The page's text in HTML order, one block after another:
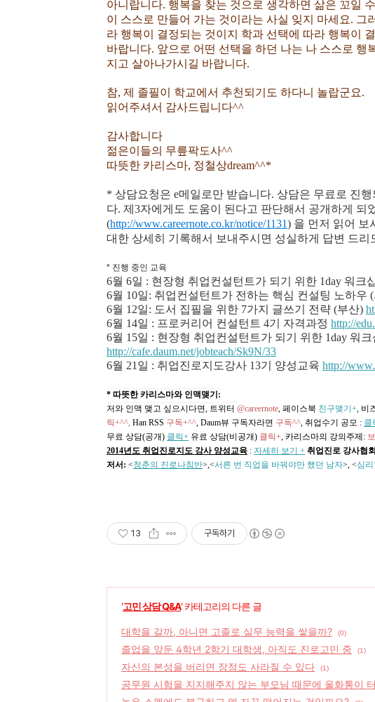
아니랍니다. 행복을 찾는 것으로 생각하면 삶은 꼬일
이 스스로 만들어 가는 것이라는 사실 잊지 마세요.
라 행복이 결정되는 것이지 학과 선택에 따라 행복이
바랍니다. 앞으로 어떤 선택을 하던 나는 나 스스로 행
지고 살아나가시길 바랍니다.
참, 제 졸필이 학교에서 추천되기도 하다니 놀랍군요.
읽어주셔서 감사드립니다^^
감사합니다
젊은이들의 무릎팍도사^^
따뜻한 카리스마, 정철상dream^^*
* 상담요청은 e메일로만 받습니다. 상담은 무료로 진
다. 제3자에게도 도움이 된다고 판단해서 공개하게 되
(http://www.careernote.co.kr/notice/1131) 을 먼저 읽어 보
대한 상세히 기록해서 보내주시면 성실하게 답변 드리
* 진행 중인 교육
6월 6일 : 현장형 취업컨설턴트가 되기 위한 1day 워크
6월 10일: 취업컨설턴트가 전하는 핵심 컨설팅 노하우
6월 12일: 도서 집필을 위한 7가지 글쓰기 전략 (부산)
6월 14일 : 프로커리어 컨설턴트 4기 자격과정 http://
6월 15일 : 현장형 취업컨설턴트가 되기 위한 1day 워
http://cafe.daum.net/jobteach/Sk9N/33
6월 21일 : 취업진로지도강사 13기 양성교육 http://
* 따뜻한 카리스마와 인맥맺기:
저와 인맥 맺고 싶으시다면, 트위터 @careernote, 페이스북 친구맺기+, 비
릭+^^, Han RSS 구독+^^, Daum뷰 구독자라면 구독^^, 취업수기 공모 : 클
무료 상담(공개) 클릭+ 유료 상담(비공개) 클릭+, 카리스마의 강의주제 :
2014년도 취업진로지도 강사 양성교육 : 자세히 보기 + 취업진로 강사협회
저서: <청춘의 진로나침반>,<서른 번 직업을 바꿔야만 했던 남자>, <심
13 구독하기
'고민 상담 Q&A' 카테고리의 다른 글
대학을 갈까, 아니면 고졸로 실무 능력을 쌓을까? (0)
졸업을 앞둔 4학년 2학기 대학생, 아직도 진로고민 중 (1)
자신의 본성을 버리면 장점도 사라질 수 있다 (1)
공무원 시험을 지지해주지 않는 부모님 때문에 울화통이